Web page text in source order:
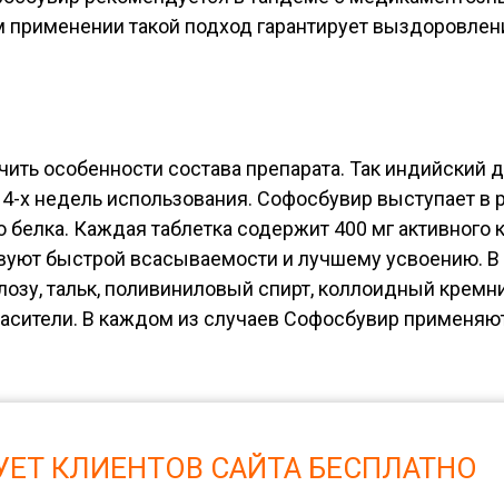
такой подход гарантирует
особенности состава препарата. Так индийский
недель использования. Софосбувир выступает в
Каждая таблетка содержит 400 мг активного
быстрой всасываемости и лучшему усвоению. В
тальк, поливиниловый спирт, коллоидный
В каждом из случаев Софосбувир
КЛИЕНТОВ САЙТА БЕСПЛАТНО